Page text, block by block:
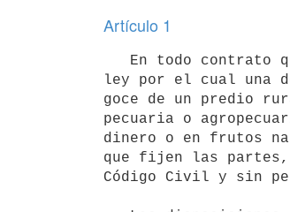
Artículo 1
ley por el cual una
goce de un predio
pecuaria o
dinero o en frutos
que fijen las
Código Civil y sin